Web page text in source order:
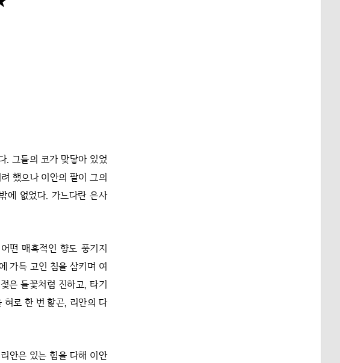
. 그들의 코가 맞닿아 있었
했으나 이안의 팔이 그의
에 없었다. 가느다란 은사
떤 매혹적인 향도 풍기지
가득 고인 침을 삼키며 여
은 들꽃처럼 진하고, 타기
혀로 한 번 핥곤, 리안의 다
안은 있는 힘을 다해 이안